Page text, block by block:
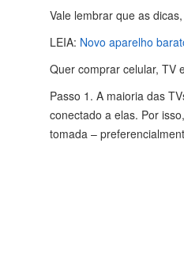
Vale lembrar que as
LEIA: Novo aparelho
Quer comprar celular, TV
Passo 1. A maioria das
conectado a elas. Por
tomada –